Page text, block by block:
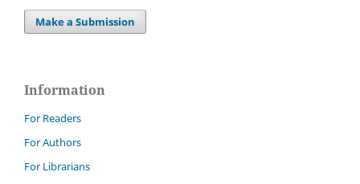
Make a Submission
Information
For Readers
For Authors
For Librarians